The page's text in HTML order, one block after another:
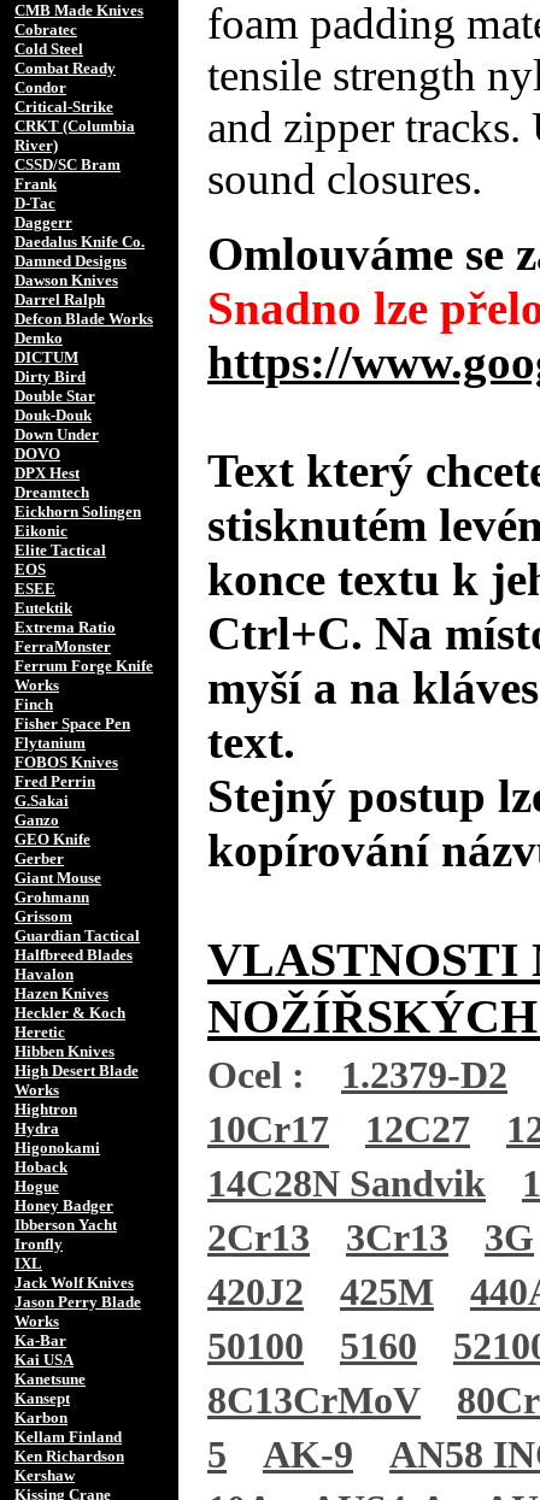
CMB Made Knives
Cobratec
Cold Steel
Combat Ready
Condor
Critical-Strike
CRKT (Columbia
River)
CSSD/SC Bram
Frank
D-Tac
Daggerr
Daedalus Knife Co.
Damned Designs
Dawson Knives
Darrel Ralph
Defcon Blade Works
Demko
DICTUM
Dirty Bird
Double Star
Douk-Douk
Down Under
DOVO
DPX Hest
Dreamtech
Eickhorn Solingen
Eikonic
Elite Tactical
EOS
ESEE
Eutektik
Extrema Ratio
FerraMonster
Ferrum Forge Knife
Works
Finch
Fisher Space Pen
Flytanium
FOBOS Knives
Fred Perrin
G.Sakai
Ganzo
GEO Knife
Gerber
Giant Mouse
Grohmann
Grissom
Guardian Tactical
Halfbreed Blades
Havalon
Hazen Knives
Heckler & Koch
Heretic
Hibben Knives
High Desert Blade
Works
Hightron
Hydra
Higonokami
Hoback
Hogue
Honey Badger
Ibberson Yacht
Ironfly
IXL
Jack Wolf Knives
Jason Perry Blade
Works
Ka-Bar
Kai USA
Kanetsune
Kansept
Karbon
Kellam Finland
Ken Richardson
Kershaw
Kissing Crane
foam padding
tensile strength
and zipper
sound closures.
Omlouváme se
Snadno lze
https://
Text který
stisknutém
konce textu k
Ctrl+C. Na
myší a na
text.
Stejný postup
kopírování
VLASTNOSTI
Ocel :
1.2379-D2
10Cr17
12C27
14C28N Sandvik
2Cr13
3Cr13
3G
420J2
425M
50100
5160
8C13CrMoV
5
AK-9
AN58